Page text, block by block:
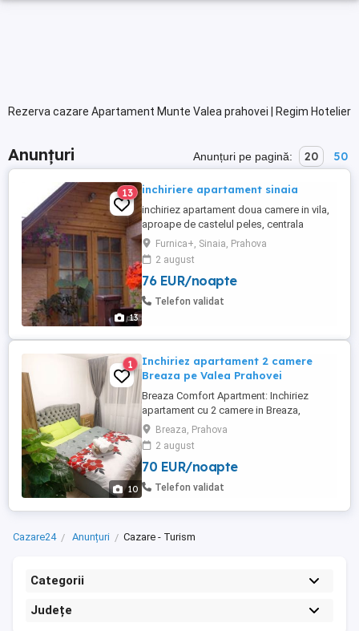
Rezerva cazare Apartament Munte Valea prahovei | Regim Hotelier
Anunțuri Anunțuri pe pagină: 20 50
13
13 inchiriere apartament sinaia
inchiriez apartament doua camere in vila,
aproape de castelul peles, centrala
proprie, bucatarie utilata, tv, internet,
foarte curat, posibilitate
gratar.apartamentul este situat intr-o zona
linistita, aproape de padure, de cabana
schiori, hanul haiducilor, taverna sarbului
Furnica+, Sinaia, Prahova
2 august
76 EUR/noapte
Telefon validat
10
1
Inchiriez apartament 2 camere
Breaza pe Valea Prahovei
Breaza Comfort Apartment: Inchiriez
apartament cu 2 camere in Breaza,
complet utilat, renovat recent, cu centrala
proprie, televizoare hd, cuptor microunde,
expresor cafea, canapea extensibila, pat
160x200, dus.
Breaza, Prahova
2 august
70 EUR/noapte
Telefon validat
Cazare24 Anunțuri Cazare - Turism
Categorii
Județe